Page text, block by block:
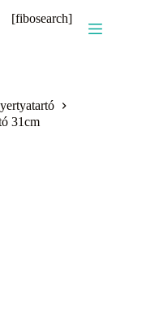
[fibosearch]
31cm